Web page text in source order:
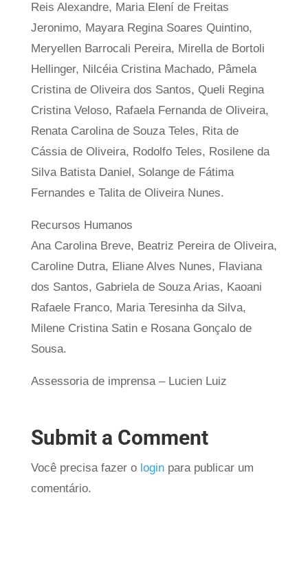
Reis Alexandre, Maria Elení de Freitas
Jeronimo, Mayara Regina Soares Quintino,
Meryellen Barrocali Pereira, Mirella de Bortoli
Hellinger, Nilcéia Cristina Machado, Pâmela
Cristina de Oliveira dos Santos, Queli Regina
Cristina Veloso, Rafaela Fernanda de Oliveira,
Renata Carolina de Souza Teles, Rita de
Cássia de Oliveira, Rodolfo Teles, Rosilene da
Silva Batista Daniel, Solange de Fátima
Fernandes e Talita de Oliveira Nunes.
Recursos Humanos
Ana Carolina Breve, Beatriz Pereira de Oliveira,
Caroline Dutra, Eliane Alves Nunes, Flaviana
dos Santos, Gabriela de Souza Arias, Kaoani
Rafaele Franco, Maria Teresinha da Silva,
Milene Cristina Satin e Rosana Gonçalo de
Sousa.
Assessoria de imprensa – Lucien Luiz
Submit a Comment
Você precisa fazer o loginpara publicar um
comentário.